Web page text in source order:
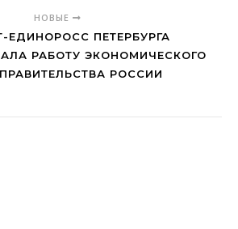
НОВЫЕ
ЕДИНОРОСС ПЕТЕРБУРГА
РАБОТУ ЭКОНОМИЧЕСКОГО
РОССИИ